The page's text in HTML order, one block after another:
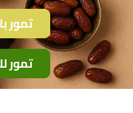
تمور
تمور